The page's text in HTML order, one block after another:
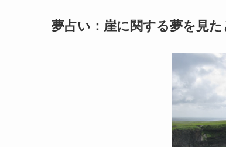
夢占い：崖に関する夢を見